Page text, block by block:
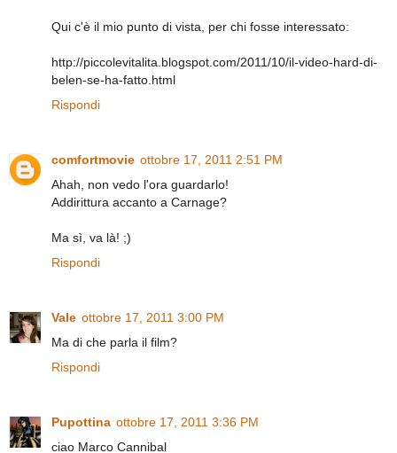
Qui c'è il mio punto di vista, per chi fosse interessato:
http://piccolevitalita.blogspot.com/2011/10/il-video-hard-di-
belen-se-ha-fatto.html
Rispondi
comfortmovie ottobre 17, 2011 2:51 PM
Ahah, non vedo l'ora guardarlo!
Addirittura accanto a Carnage?
Ma sì, va là! ;)
Rispondi
Vale ottobre 17, 2011 3:00 PM
Ma di che parla il film?
Rispondi
Pupottina ottobre 17, 2011 3:36 PM
ciao Marco Cannibal